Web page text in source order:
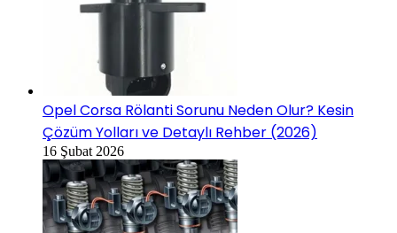
Opel Corsa Rölanti Sorunu Neden Olur? Kesin
Çözüm Yolları ve Detaylı Rehber (2026)
16 Şubat 2026